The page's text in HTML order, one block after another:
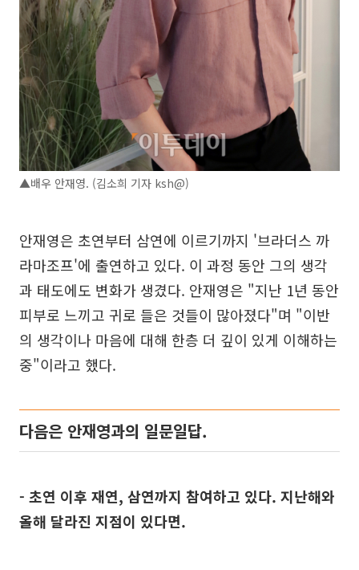
▲배우 안재영. (김소희 기자 ksh@)
안재영은 초연부터 삼연에 이르기까지 '브라더스 까
라마조프'에 출연하고 있다. 이 과정 동안 그의 생각
과 태도에도 변화가 생겼다. 안재영은 "지난 1년 동안
피부로 느끼고 귀로 들은 것들이 많아졌다"며 "이반
의 생각이나 마음에 대해 한층 더 깊이 있게 이해하는
중"이라고 했다.
다음은 안재영과의 일문일답.
- 초연 이후 재연, 삼연까지 참여하고 있다. 지난해와
올해 달라진 지점이 있다면.